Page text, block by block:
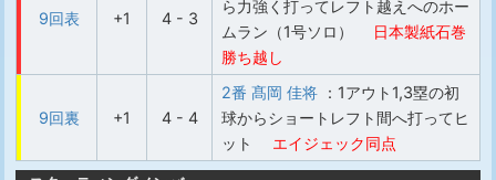
9回表 +1 4 - 3
ら力強く打ってレフト越えへのホー
ムラン（1号ソロ）
日本製紙石巻
勝ち越し
9回裏 +1 4 - 4
2番 髙岡 佳将 ：1アウト1,3塁の初
球からショートレフト間へ打ってヒ
ット
エイジェック同点